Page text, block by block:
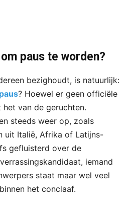
paus te worden?
bezighoudt, is natuurlijk:
paus? Hoewel er geen officiële
van de geruchten.
steeds weer op, zoals
uit Italië, Afrika of Latijns-
gefluisterd over de
iemand
staat maar wel veel
het conclaaf.